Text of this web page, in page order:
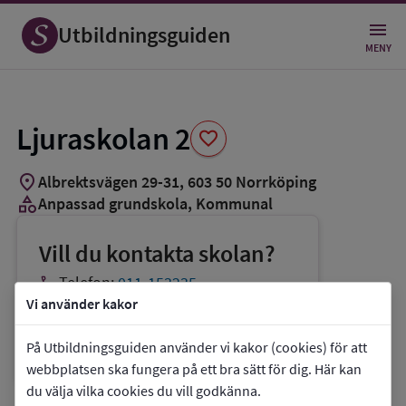
Vi använder kakor
På Utbildningsguiden använder vi kakor (cookies) för att
webbplatsen ska fungera på ett bra sätt för dig. Här kan
du välja vilka cookies du vill godkänna.
Utbildningsguiden MENY
Ljuraskolan 2 favorite
Spara
som
favorit
location_onAlbrektsvägen 29-31, 60350 Norrköping
categoryAnpassad grundskola, Kommunal
Vill du kontakta skolan?
phoneTelefon:011-153235
mailE-post: ljuraskolan@norrkoping.se
linkWebbplats:Ljuraskolan 2